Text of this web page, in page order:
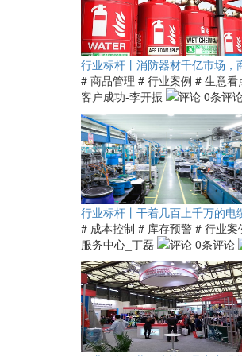
行业标杆丨消防器材千亿市场，
# 商品管理 # 行业案例 # 生意看
客户成功-李开振
0条评
行业标杆丨干着几百上千万的电
# 成本控制 # 库存预警 # 行业案
服务中心_丁磊
0条评论